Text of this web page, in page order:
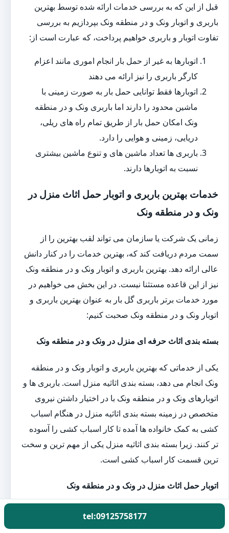
قبل از این که به بررسی خدمات ارائه شده توسط بهترین
باربری و اتوبار ونک و در منطقه ونک بپردازیم به بررسی
تفاوت اتوبار و باربری خواهیم پرداخت، که عبارت است از:
اتوبارها به غیر از حمل بار انجام اموری مانند اعزام
کارگر باربری را نیز ارائه می دهند
اتوبارها فقط توانایی حمل بار به صورت زمینی با
ماشین محدود را دارند اما باربری ونک و در منطقه
ونک امکان حمل بار از طریق تمام راه های ریلی،
دریایی، زمینی و هوایی را دارد.
باربری ها تعداد ماشین های و تنوع ماشین بیشتری
نسبت به اتوبارها دارند.
خدمات بهترین باربری و اتوبار حمل اثاث منزل در
ونک و در منطقه ونک
زمانی یک شرکت یا سازمان می تواند لقب بهترین را از
سمت مردم دریافت کند که، بهترین خدمات را در کنار دانش
عالی ارائه دهد. بهترین باربری و اتوبار ونک و در منطقه ونک
نیز از این قاعده مستثنا نیست. در این بخش می خواهیم در
مورد خدمات برتر باربری گل بار به عنوان بهترین باربری و
اتوبار ونک و در منطقه ونک صحبت کنیم:
بسته بندی اثاث حرفه ای منزل در ونک و در منطقه ونک
یکی از خدماتی که بهترین باربری و اتوبار ونک و در منطقه
ونک انجام می دهد، بسته بندی اثاثیه منزل است. باربری ها و
اتوبارهای ونک و در منطقه ونک با در اختیار داشتن نیروی
متخصص در زمینه بسته بندی اثاثیه منزل در هنگام اسباب
کشی به کمک خانواده ها آمده تا کار اسباب کشی را آسوده
تر کنند. زیرا بسته بندی اثاثیه منزل یکی از مهم ترین و سخت
ترین قسمت کار اسباب کشی است.
اتوبار حمل اثاث منزل در ونک و در منطقه ونک
کارگران باربری گل بار با در اختیار داشتن بهترین و به
روزترین تجهیزات بسته بندی اثاثیه منزل یک روز قبل از
tel:09125758177